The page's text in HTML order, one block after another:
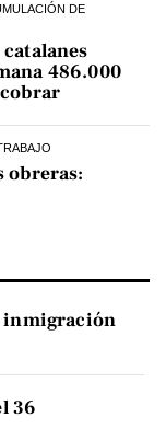
DE
486.000
obreras:
inmigración
36